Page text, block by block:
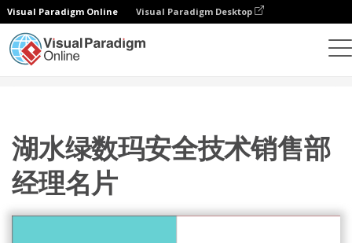
Visual Paradigm Online Visual Paradigm Desktop
湖水绿数玛安全技术销售部
经理名片